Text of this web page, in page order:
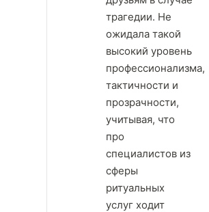
трагедии. Не
ожидала такой
высокий уровень
профессионализма,
тактичности и
прозрачности,
учитывая, что
про
специалистов из
сферы
ритуальных
услуг ходит